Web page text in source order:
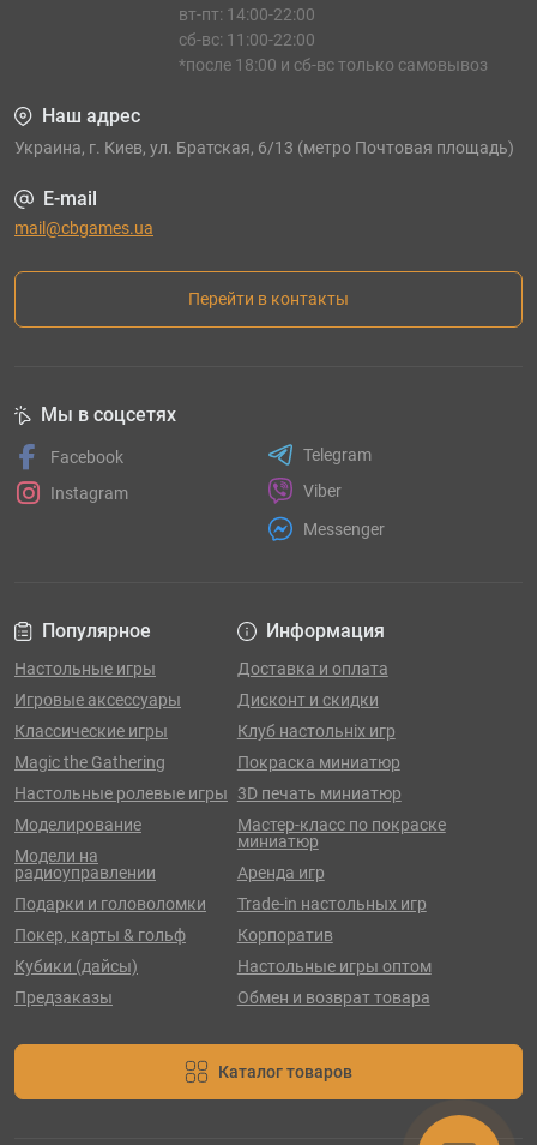
вт-пт: 14:00-22:00
сб-вс: 11:00-22:00
*после 18:00 и сб-вс только самовывоз
Наш адрес
Украина, г. Киев, ул. Братская, 6/13 (метро Почтовая площадь)
E-mail
mail@cbgames.ua
Перейти в контакты
Популярное
Настольные игры
Игровые аксессуары
Классические игры
Magic the Gathering
Настольные ролевые игры
Моделирование
Модели на
радиоуправлении
Подарки и головоломки
Покер, карты & гольф
Кубики (дайсы)
Предзаказы
Информация
Доставка и оплата
Дисконт и скидки
Клуб настольніх игр
Покраска миниатюр
3D печать миниатюр
Мастер-класс по покраске
миниатюр
Аренда игр
Trade-in настольных игр
Корпоратив
Настольные игры оптом
Обмен и возврат товара
Каталог товаров
Мы в соцсетях
Facebook
Instagram
Telegram
Viber
Messenger